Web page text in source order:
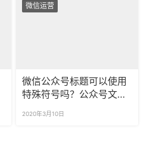
微信运营
微信公众号标题可以使用
特殊符号吗？公众号文章
2020年3月10日